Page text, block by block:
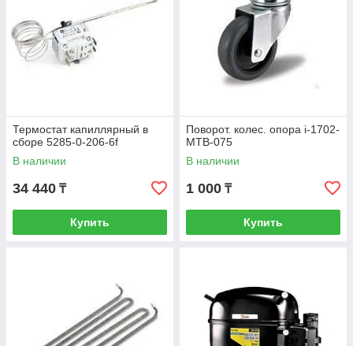
Термостат капиллярный в
сборе 5285-0-206-6f
В наличии
34 440 ₸
Купить
Поворот. колес. опора i-1702-
MTB-075
В наличии
1 000 ₸
Купить